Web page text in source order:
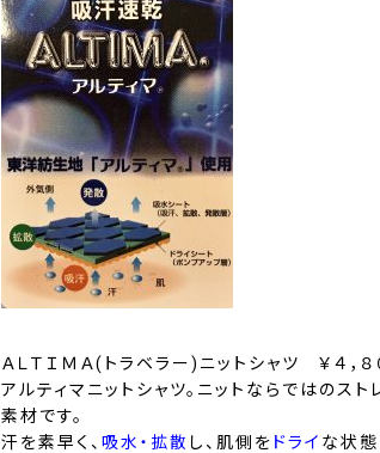
ＡＬＴＩＭＡ(トラベラー)ニットシャツ ￥４，８
アルティマニットシャツ。ニットならではのスト
素材です。
汗を素早く、 吸水・拡散 し、肌側を ドライ な状態